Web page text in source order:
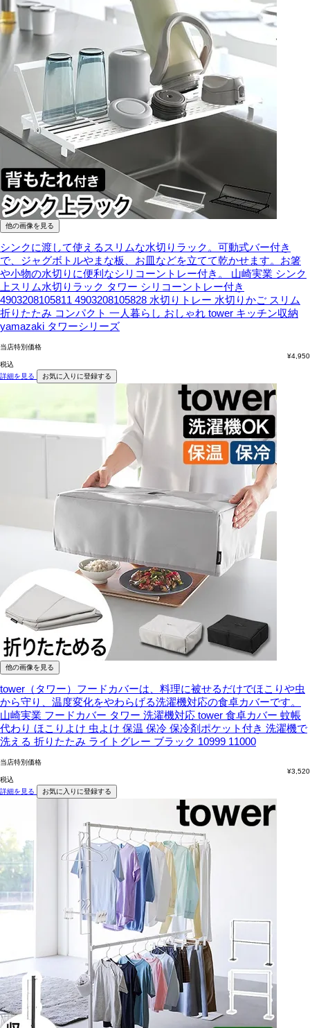
他の画像を見る
シンクに渡して使えるスリムな水切りラック。可動式バー付き
で、ジャグボトルやまな板、お皿などを立てて乾かせます。お箸
や小物の水切りに便利なシリコーントレー付き。
山崎実業 シンク
上スリム水切りラック タワー シリコーントレー付き
4903208105811 4903208105828 水切りトレー 水切りかご スリム
折りたたみ コンパクト 一人暮らし おしゃれ tower キッチン収納
yamazaki タワーシリーズ
当店特別価格
¥4,950
税込
詳細を見る
お気に入りに登録する
他の画像を見る
tower（タワー）フードカバーは、料理に被せるだけでほこりや虫
から守り、温度変化をやわらげる洗濯機対応の食卓カバーです。
山崎実業 フードカバー タワー 洗濯機対応 tower 食卓カバー 蚊帳
代わり ほこりよけ 虫よけ 保温 保冷 保冷剤ポケット付き 洗濯機で
洗える 折りたたみ ライトグレー ブラック 10999 11000
当店特別価格
¥3,520
税込
詳細を見る
お気に入りに登録する